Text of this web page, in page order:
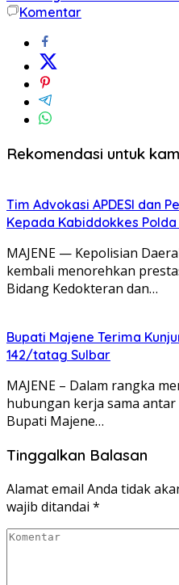
Komentar
Rekomendasi untuk
Tim Advokasi APDESI dan
Kepada Kabiddokkes
MAJENE — Kepolisian
kembali menorehkan
Bidang Kedokteran dan…
Bupati Majene Terima
142/tatag Sulbar
MAJENE – Dalam rangka
hubungan kerja sama
Bupati Majene…
Tinggalkan Balasan
Alamat email Anda tidak
wajib ditandai *